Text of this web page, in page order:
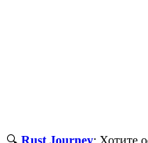
🔍 Rust Journey: Хотите